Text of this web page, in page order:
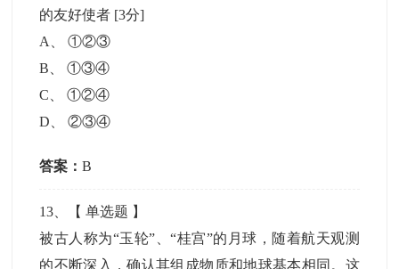
的友好使者 [3分]
A
、①②③
B 、①③④
C 、①②④
D 、②③④
答案：B
13 、【单选题 】
被古人称为“玉轮”、“桂宫”的月球，随着航天观测
的不断深入，确认其组成物质和地球基本相同。这